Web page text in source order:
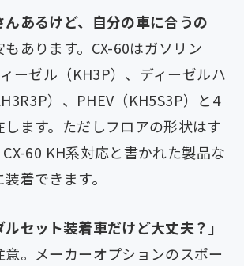
んあるけど、自分の車に合うの
もあります。CX-60はガソリン
ィーゼル（KH3P）、ディーゼルハ
）、PHEV（KH5S3P）と4
ます。ただしフロアの形状はす
60 KH系対応と書かれた製品な
着できます。
ルセット装着車だけど大丈夫？」
意。メーカーオプションのスポー